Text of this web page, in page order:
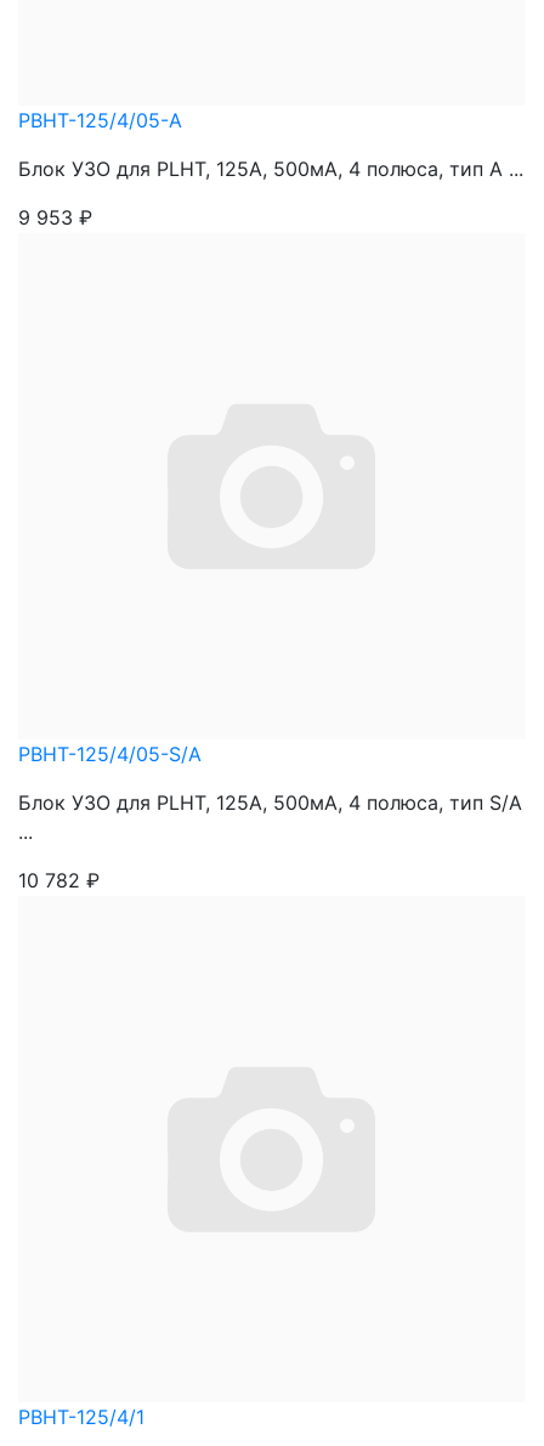
PBHT-125/4/05-A
Блок УЗО для PLHT, 125A, 500мА, 4 полюса, тип А ...
9 953 ₽
PBHT-125/4/05-S/A
Блок УЗО для PLHT, 125A, 500мА, 4 полюса, тип S/A
...
10 782 ₽
PBHT-125/4/1